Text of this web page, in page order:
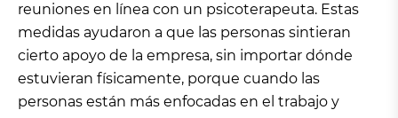
reuniones en línea con un psicoterapeuta. Estas
medidas ayudaron a que las personas sintieran
cierto apoyo de la empresa, sin importar dónde
estuvieran físicamente, porque cuando las
personas están más enfocadas en el trabajo y